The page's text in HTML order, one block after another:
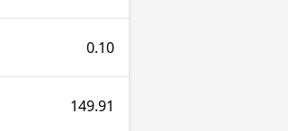
0.10
149.91